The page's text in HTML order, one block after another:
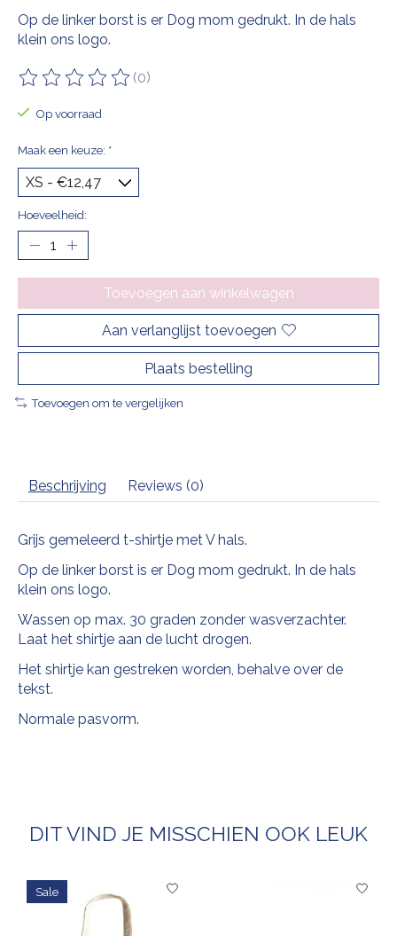
Op de linker borst is er Dog mom gedrukt. In de hals
klein ons logo.
De beoordeling van dit product is
(0)
Op voorraad
Maak een keuze: *
Hoeveelheid:
Toevoegen aan winkelwagen
Aan verlanglijst toevoegen
Plaats bestelling
Toevoegen om te vergelijken
Beschrijving Reviews (0)
Grijs gemeleerd t-shirtje met V hals.
Op de linker borst is er Dog mom gedrukt. In de hals
klein ons logo.
Wassen op max. 30 graden zonder wasverzachter.
Laat het shirtje aan de lucht drogen.
Het shirtje kan gestreken worden, behalve over de
tekst.
Normale pasvorm.
DIT VIND JE MISSCHIEN OOK LEUK
Items van productcarrousel
Sale